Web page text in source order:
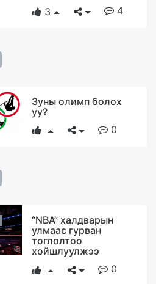
3
4
Зуны олимп болох
уу?
0
“NBA” халдварын
улмаас гурван
тоглолтоо
хойшлуулжээ
0